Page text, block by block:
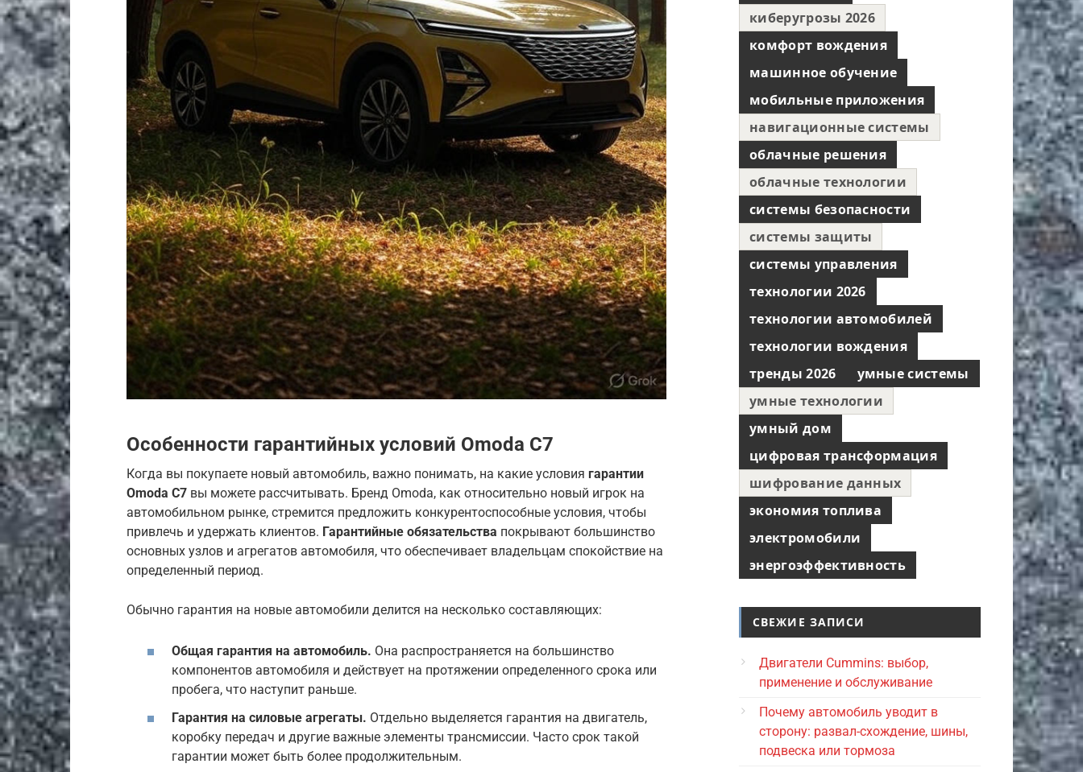
Особенности гарантийных условий Omoda C7
Когда вы покупаете новый автомобиль, важно понимать, на какие условия гарантии
Omoda C7 вы можете рассчитывать. Бренд Omoda, как относительно новый игрок на
автомобильном рынке, стремится предложить конкурентоспособные условия, чтобы
привлечь и удержать клиентов. Гарантийные обязательства покрывают большинство
основных узлов и агрегатов автомобиля, что обеспечивает владельцам спокойствие на
определенный период.
Обычно гарантия на новые автомобили делится на несколько составляющих:
Общая гарантия на автомобиль. Она распространяется на большинство
компонентов автомобиля и действует на протяжении определенного срока или
пробега, что наступит раньше.
Гарантия на силовые агрегаты. Отдельно выделяется гарантия на двигатель,
коробку передач и другие важные элементы трансмиссии. Часто срок такой
гарантии может быть более продолжительным.
киберугрозы 2026
комфорт вождения
машинное обучение
мобильные приложения
навигационные системы
облачные решения
облачные технологии
системы безопасности
системы защиты
системы управления
технологии 2026
технологии автомобилей
технологии вождения
тренды 2026
умные системы
умные технологии
умный дом
цифровая трансформация
шифрование данных
экономия топлива
электромобили
энергоэффективность
СВЕЖИЕ ЗАПИСИ
Двигатели Cummins: выбор,
применение и обслуживание
Почему автомобиль уводит в
сторону: развал-схождение, шины,
подвеска или тормоза